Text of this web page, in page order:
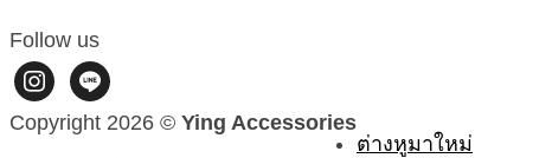
Follow us
instagram
line
Copyright 2026 © Ying Accessories
ต่างหูมาใหม่